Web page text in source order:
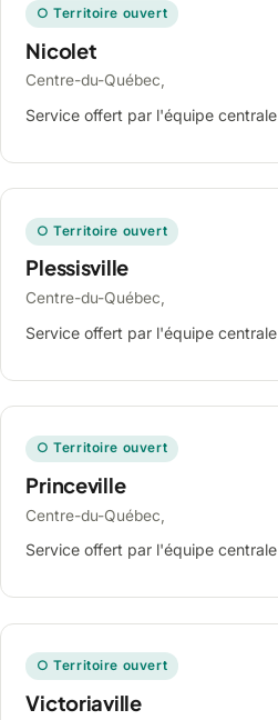
○ Territoire ouvert
Nicolet
Centre-du-Québec,
Service offert par l'équipe
○ Territoire ouvert
Plessisville
Centre-du-Québec,
Service offert par l'équipe
○ Territoire ouvert
Princeville
Centre-du-Québec,
Service offert par l'équipe
○ Territoire ouvert
Victoriaville